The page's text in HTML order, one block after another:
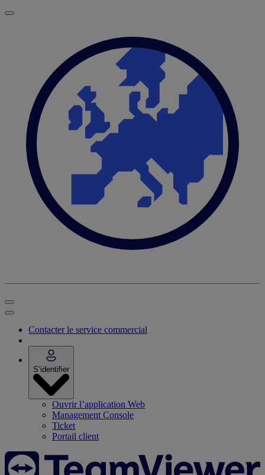
Contacter le service commercial
S’identifier
Ouvrir l’application Web
Management Console
Ticket
Portail client